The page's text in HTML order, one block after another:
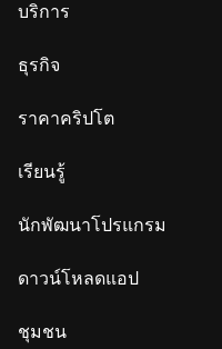
บริการ
ธุรกิจ
ราคาคริปโต
เรียนรู้
นักพัฒนาโปรแกรม
ดาวน์โหลดแอป
ชุมชน